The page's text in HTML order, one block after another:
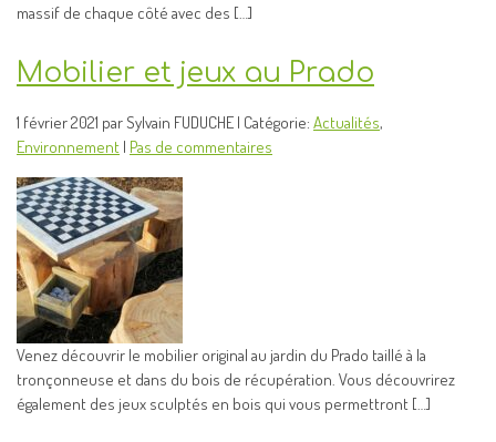
massif de chaque côté avec des […]
Mobilier et jeux au Prado
1 février 2021 par Sylvain FUDUCHE | Catégorie: Actualités,
Environnement | Pas de commentaires
Venez découvrir le mobilier original au jardin du Prado taillé à la
tronçonneuse et dans du bois de récupération. Vous découvrirez
également des jeux sculptés en bois qui vous permettront […]